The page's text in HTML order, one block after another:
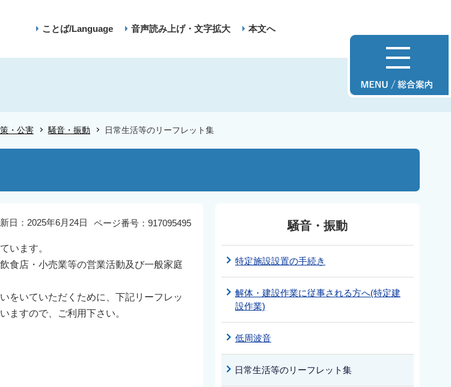
ことば/Language 音声読み上げ・文字拡大 本文へ
・公害 騒音・振動 日常生活等のリーフレット集
ページ番号：917095495
日：2025年6月24日
います。
食店・小売業等の営業活動及び一般家庭
をいていただくために、下記リーフレッ
ますので、ご利用下さい。
騒音・振動
特定施設設置の手続き
解体・建設作業に従事される方へ(特定建
設作業)
低周波音
日常生活等のリーフレット集